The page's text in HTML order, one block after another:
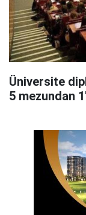
Üniversite
5 mezundan